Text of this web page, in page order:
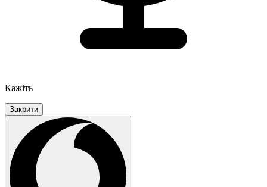
Кажіть
Закрити